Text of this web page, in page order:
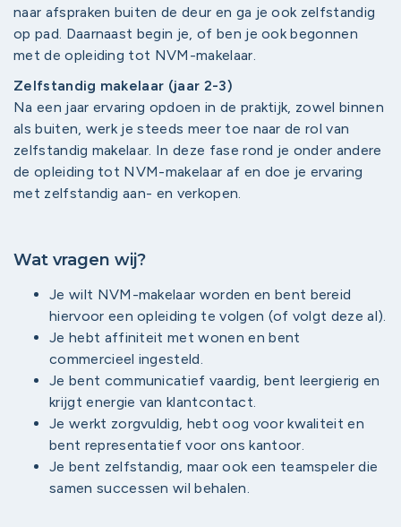
naar afspraken buiten de deur en ga je ook zelfstandig
op pad. Daarnaast begin je, of ben je ook begonnen
met de opleiding tot NVM-makelaar.
Zelfstandig makelaar (jaar 2-3)
Na een jaar ervaring opdoen in de praktijk, zowel binnen
als buiten, werk je steeds meer toe naar de rol van
zelfstandig makelaar. In deze fase rond je onder andere
de opleiding tot NVM-makelaar af en doe je ervaring
met zelfstandig aan- en verkopen.
Wat vragen wij?
Je wilt NVM-makelaar worden en bent bereid
hiervoor een opleiding te volgen (of volgt deze al).
Je hebt affiniteit met wonen en bent
commercieel ingesteld.
Je bent communicatief vaardig, bent leergierig en
krijgt energie van klantcontact.
Je werkt zorgvuldig, hebt oog voor kwaliteit en
bent representatief voor ons kantoor.
Je bent zelfstandig, maar ook een teamspeler die
samen successen wil behalen.